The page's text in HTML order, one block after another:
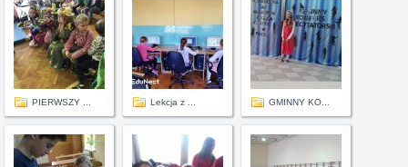
PIERWSZY ... Lekcja z ... GMINNY KO...